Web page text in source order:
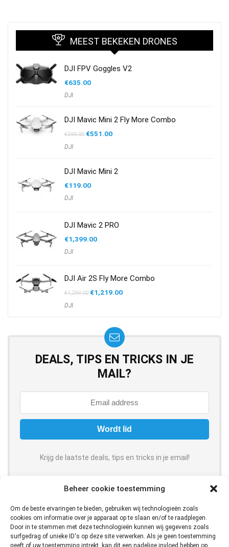
Beheer cookie toestemming
Om de beste ervaringen te bieden, gebruiken wij technologieën zoals
cookies om informatie over je apparaat op te slaan en/of te raadplegen.
Door in te stemmen met deze technologieën kunnen wij gegevens zoals
surfgedrag of unieke ID's op deze site verwerken. Als je geen toestemming
geeft of uw toestemming intrekt, kan dit een nadelige invloed hebben op
MEEST BEKEKEN DRONES
DJI FPV Goggles V2
€635.00
DJI
DJI Mavic Mini 2 Fly More Combo
€599.00 Oorspronkelijke
€551.00Huidige
DJI
DJI Mavic Mini 2
€119.00
DJI
DJI Mavic 2 PRO
€1,399.00
DJI
DJI Air 2S Fly More Combo
€1,299.00 Oorspronkelijke
€1,219.00Huidige
DJI
DEALS, TIPS EN TRICKS IN JE
MAIL?
Krijg de laatste deals, tips en tricks in je email!
Over ons